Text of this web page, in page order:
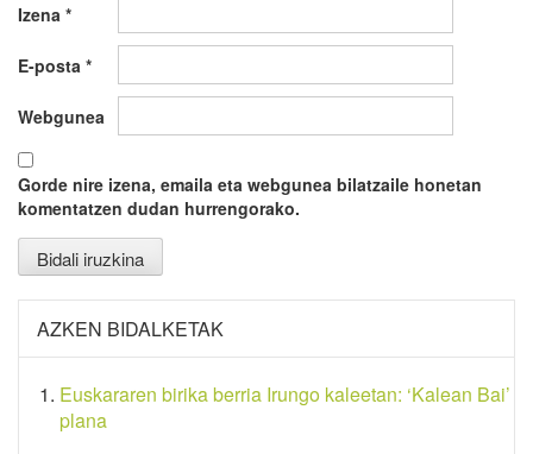
Izena *
E-posta *
Webgunea
Gorde nire izena, emaila eta webgunea bilatzaile honetan
komentatzen dudan hurrengorako.
AZKEN BIDALKETAK
Euskararen birika berria Irungo kaleetan: ‘Kalean Bai’
plana